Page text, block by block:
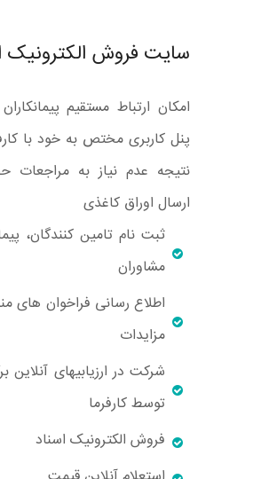
سایت فروش الکترونیک
امکان ارتباط مستقیم
پنل کاربری مختص به خود با
نتیجه عدم نیاز به مراجعات
ارسال اوراق کاغذی
ثبت نام تامین کنندگان،
مشاوران
اطلاع رسانی فراخوان های
مزایدات
شرکت در ارزیابیهای آنلاین
توسط کارفرما
فروش الکترونیک اسناد